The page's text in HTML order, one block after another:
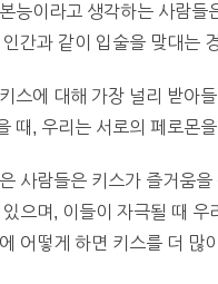
능이라고 생각하는 사람들
인간과 같이 입술을 맞대는
스에 대해 가장 널리 받아
때, 우리는 서로의 페로몬
사람들은 키스가 즐거움
있으며, 이들이 자극될 때
어떻게 하면 키스를 더 많